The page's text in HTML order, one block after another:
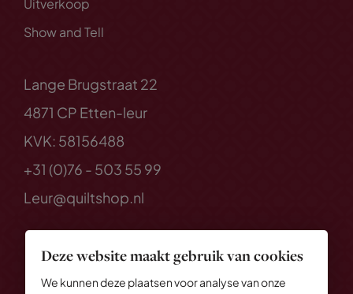
Deze website maakt gebruik van cookies
We kunnen deze plaatsen voor analyse van onze
Uitverkoop
Show and Tell
Lange Brugstraat 22
4871 CP Etten-leur
KVK: 58156488
+31 (0)76 - 503 55 99
Leur@quiltshop.nl